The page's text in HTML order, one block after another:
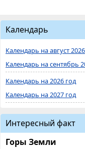
Календарь
Календарь на август
Календарь на сентябрь
Календарь на 2026 год
Календарь на 2027 год
Интересный факт
Горы Земли